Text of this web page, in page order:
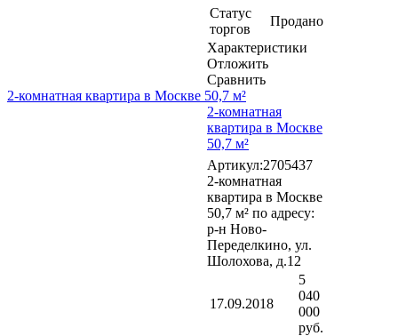
Статус
торгов
Продано
Характеристики
Отложить
Сравнить
2-комнатная квартира в Москве 50,7 м²
2-комнатная
квартира в Москве
50,7 м²
Артикул:2705437
2-комнатная
квартира в Москве
50,7 м² по адресу:
р-н Ново-
Переделкино, ул.
Шолохова, д.12
17.09.2018
5
040
000
руб.